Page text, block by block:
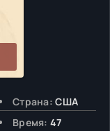
Страна: США
Время: 47